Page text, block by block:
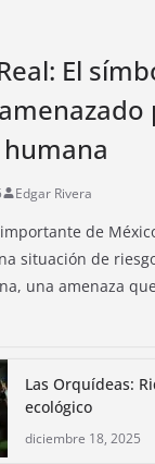
El
Edgar Rivera
de
situación de
una amenaza
Las Orquídeas:
ecológico
diciembre 18, 2025